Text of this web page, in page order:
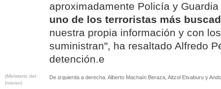
aproximadamente Policía y
uno de los terroristas más
nuestra propia información y con
suministran", ha resaltado Alfredo
detención.e
(Ministerio del
Interior)
De izquierda a derecha: Alberto Machaín Beraza, Aitzol Etxaburu y